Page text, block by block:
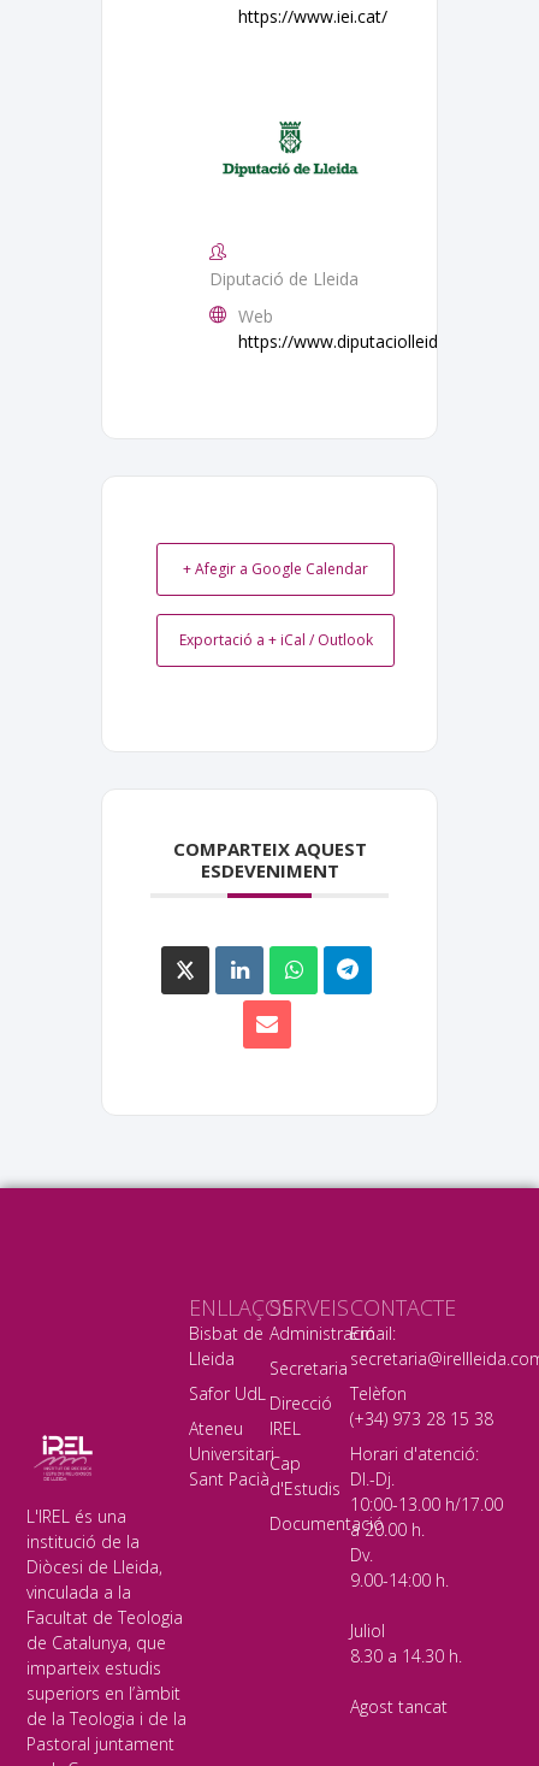
https://www.iei.cat/
Diputació de Lleida
Web
https://www.diputaciolleida.cat/
+ Afegir a Google Calendar
Exportació a + iCal / Outlook
COMPARTEIX AQUEST
ESDEVENIMENT
L'IREL és una
institució de la
Diòcesi de Lleida,
vinculada a la
Facultat de Teologia
de Catalunya, que
imparteix estudis
superiors en l’àmbit
de la Teologia i de la
Pastoral juntament
SERVEIS
Administració
Secretaria
Direcció
IREL
Cap
d'Estudis
Documentació
ENLLAÇOS
Bisbat de
Lleida
Safor UdL
Ateneu
Universitari
Sant Pacià
CONTACTE
Email:
Telèfon
(+34) 973 28 15 38
Horari d'atenció:
Dl.-Dj.
10:00-13.00 h/17.00
a 20.00 h.
Dv.
9.00-14:00 h.
Juliol
8.30 a 14.30 h.
Agost tancat